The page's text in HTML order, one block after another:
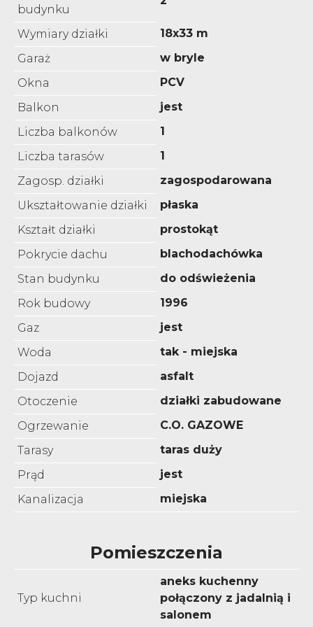
budynku
Wymiary działki
18x33 m
Garaż
w bryle
Okna
PCV
Balkon
jest
Liczba balkonów
1
Liczba tarasów
1
Zagosp. działki
zagospodarowana
Ukształtowanie działki
płaska
Kształt działki
prostokąt
Pokrycie dachu
blachodachówka
Stan budynku
do odświeżenia
Rok budowy
1996
Gaz
jest
Woda
tak - miejska
Dojazd
asfalt
Otoczenie
działki zabudowane
Ogrzewanie
C.O. GAZOWE
Tarasy
taras duży
Prąd
jest
Kanalizacja
miejska
Pomieszczenia
Typ kuchni
aneks kuchenny
połączony z jadalnią i
salonem